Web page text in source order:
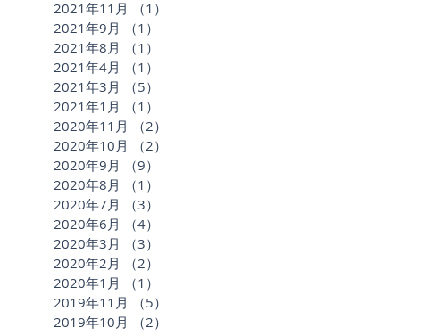
2021年11月
（1）
2021年9月
（1）
2021年8月
（1）
2021年4月
（1）
2021年3月
（5）
2021年1月
（1）
2020年11月
（2）
2020年10月
（2）
2020年9月
（9）
2020年8月
（1）
2020年7月
（3）
2020年6月
（4）
2020年3月
（3）
2020年2月
（2）
2020年1月
（1）
2019年11月
（5）
2019年10月
（2）